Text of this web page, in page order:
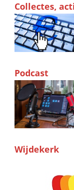
Collectes,
Podcast
Wijdekerk